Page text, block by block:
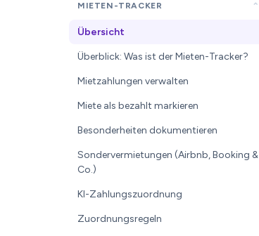
MIETEN-TRACKER
Übersicht
Überblick: Was ist der Mieten-Tracker?
Mietzahlungen verwalten
Miete als bezahlt markieren
Besonderheiten dokumentieren
Sondervermietungen (Airbnb, Booking &
Co.)
KI-Zahlungszuordnung
Zuordnungsregeln